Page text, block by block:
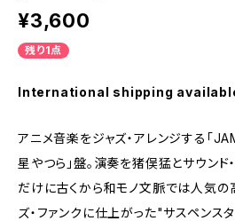
¥3,600
残り1点
International shipping
アニメ音楽をジャズ・アレンジする「
星やつら」盤。演奏を猪俣猛とサウンド
だけに古くから和モノ文脈では人気の
ズ・ファンクに仕上がった"サスペンス